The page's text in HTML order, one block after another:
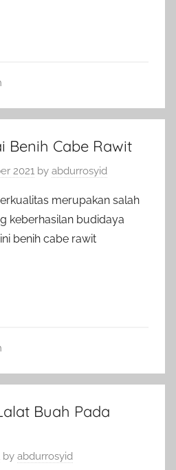
Benih Cabe Rawit
2021 by abdurrosyid
merupakan salah
keberhasilan budidaya
benih cabe rawit
Buah Pada
by abdurrosyid